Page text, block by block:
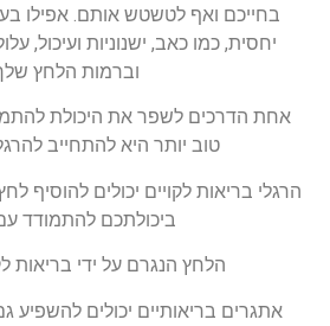
בחייכם ואף לטשטש אותם. אפילו
יחסית, כמו כאב, ישנוניות ועיכול,
וברמות הלחץ
אחת הדרכים לשפר את היכולת
טוב יותר היא להתחייב
הרגלי בריאות לקויים יכולים להוסיף
ביכולתכם להתמודד
הלחץ הנגרם על ידי בריאות
אתגרים בריאותיים יכולים להשפיע